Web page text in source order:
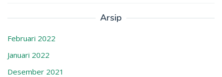
Arsip
Februari 2022
Januari 2022
Desember 2021